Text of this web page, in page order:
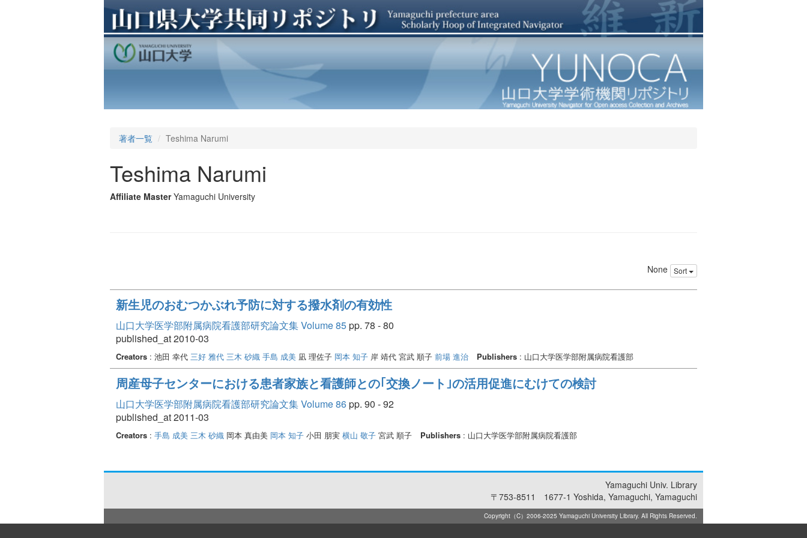
著者一覧 Teshima Narumi
Teshima Narumi
Affiliate Master Yamaguchi University
None Sort
新生児のおむつかぶれ予防に対する撥水剤の有効性
山口大学医学部附属病院看護部研究論文集 Volume 85pp. 78 - 80
published_at 2010-03
Creators : 池田 幸代 三好 雅代 三木 砂織 手島 成美 凪 理佐子 岡本 知子 岸 靖代 宮武 順子 前場 進治 Publishers : 山口大学医学部附属病院看護部
周産母子センターにおける患者家族と看護師との｢交換ノート｣の活用促進にむけての検討
山口大学医学部附属病院看護部研究論文集 Volume 86pp. 90 - 92
published_at 2011-03
Creators : 手島 成美 三木 砂織 岡本 真由美 岡本 知子 小田 朋実 横山 敬子 宮武 順子 Publishers : 山口大学医学部附属病院看護部
Yamaguchi Univ. Library
〒753-8511 1677-1 Yoshida, Yamaguchi, Yamaguchi
Copyright（C）2006-2025 Yamaguchi University Library. All Rights Reserved.